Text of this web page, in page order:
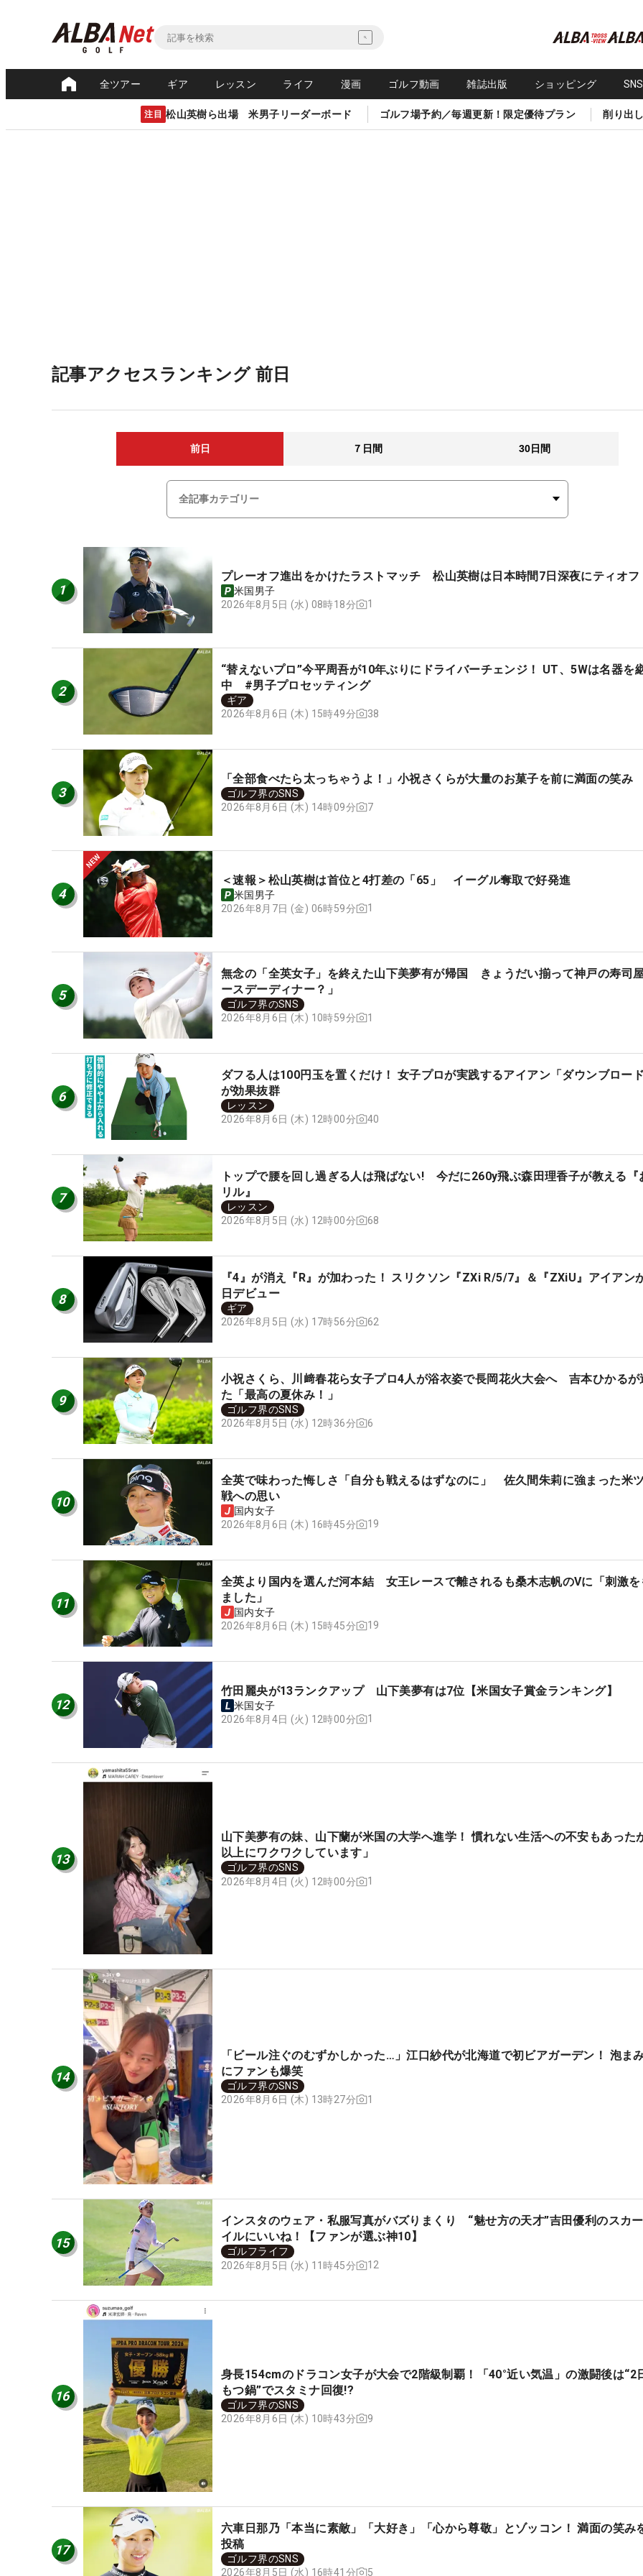
全ツアー ギア レッスン ライフ 漫画 ゴルフ動画 雑誌出版 ショッピング
注目 松山英樹ら出場 米男子リーダーボード ゴルフ場予約／毎週更新！限定優待プラン 削り出
記事アクセスランキング 前日
前日 ７日間 30日間
1
プレーオフ進出をかけたラストマッチ 松山英樹は日本時間7日深夜にティオフ
米国男子
2026年8月5日 (水) 08時18分
1
2
“替えないプロ”今平周吾が10年ぶりにドライバーチェンジ！ UT、5Wは名器を
中 #男子プロセッティング
ギア
2026年8月6日 (木) 15時49分
38
3
「全部食べたら太っちゃうよ！」小祝さくらが大量のお菓子を前に満面の笑み
ゴルフ界のSNS
2026年8月6日 (木) 14時09分
7
4
＜速報＞松山英樹は首位と4打差の「65」 イーグル奪取で好発進
米国男子
2026年8月7日 (金) 06時59分
1
5
無念の「全英女子」を終えた山下美夢有が帰国 きょうだい揃って神戸の寿司
ースデーディナー？」
ゴルフ界のSNS
2026年8月6日 (木) 10時59分
1
6
ダフる人は100円玉を置くだけ！ 女子プロが実践するアイアン「ダウンブロー
が効果抜群
レッスン
2026年8月6日 (木) 12時00分
40
7
トップで腰を回し過ぎる人は飛ばない! 今だに260y飛ぶ森田理香子が教える『
リル』
レッスン
2026年8月5日 (水) 12時00分
68
8
『4』が消え『R』が加わった！ スリクソン『ZXi R/5/7』＆『ZXiU』アイアン
日デビュー
ギア
2026年8月5日 (水) 17時56分
62
9
小祝さくら、川﨑春花ら女子プロ4人が浴衣姿で長岡花火大会へ 吉本ひかるが
た「最高の夏休み！」
ゴルフ界のSNS
2026年8月5日 (水) 12時36分
6
10
全英で味わった悔しさ「自分も戦えるはずなのに」 佐久間朱莉に強まった米
戦への思い
国内女子
2026年8月6日 (木) 16時45分
19
11
全英より国内を選んだ河本結 女王レースで離されるも桑木志帆のVに「刺激を
ました」
国内女子
2026年8月6日 (木) 15時45分
19
12
竹田麗央が13ランクアップ 山下美夢有は7位【米国女子賞金ランキング】
米国女子
2026年8月4日 (火) 12時00分
1
13
山下美夢有の妹、山下蘭が米国の大学へ進学！ 慣れない生活への不安もあった
以上にワクワクしています」
ゴルフ界のSNS
2026年8月4日 (火) 12時00分
1
14
「ビール注ぐのむずかしかった…」江口紗代が北海道で初ビアガーデン！ 泡ま
にファンも爆笑
ゴルフ界のSNS
2026年8月6日 (木) 13時27分
1
15
インスタのウェア・私服写真がバズりまくり “魅せ方の天才”吉田優利のスカ
イルにいいね！【ファンが選ぶ神10】
ゴルフライフ
2026年8月5日 (水) 11時45分
12
16
身長154cmのドラコン女子が大会で2階級制覇！「40°近い気温」の激闘後は“2
もつ鍋”でスタミナ回復!?
ゴルフ界のSNS
2026年8月6日 (木) 10時43分
9
17
六車日那乃「本当に素敵」「大好き」「心から尊敬」とゾッコン！ 満面の笑み
投稿
ゴルフ界のSNS
2026年8月5日 (水) 16時41分
5